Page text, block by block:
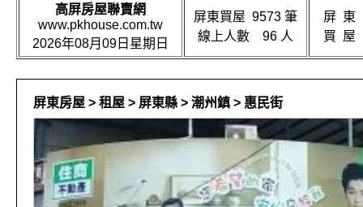
高屏房屋聯賣網
www.pkhouse.com.tw
2026年08月09日星期日
屏東買屋 9573 筆
線上人數 96 人
屏 東
買 屋
屏東房屋 > 租屋 > 屏東縣 > 潮州鎮 > 惠民街